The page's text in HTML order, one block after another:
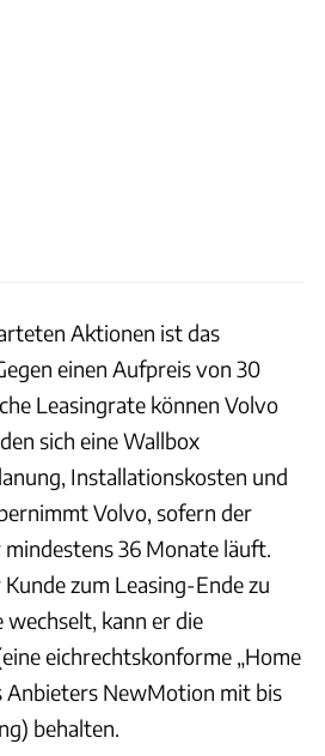
Aktionen ist das
einen Aufpreis von 30
Leasingrate können Volvo
sich eine Wallbox
Installationskosten und
Volvo, sofern der
36 Monate läuft.
zum Leasing-Ende zu
kann er die
eichrechtskonforme „Home
Anbieters NewMotion mit bis
behalten.